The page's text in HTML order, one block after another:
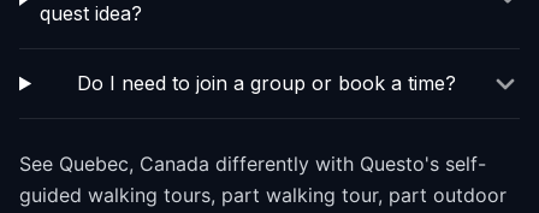
quest idea?
Do I need to join a group or book a time?
See Quebec, Canada differently with Questo's self-
guided walking tours, part walking tour, part outdoor